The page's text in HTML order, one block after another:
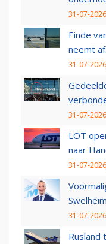
31-07-
Einde
neemt
31-07-
31-07-
LOT
naar
31-07-
31-07-
Rusland